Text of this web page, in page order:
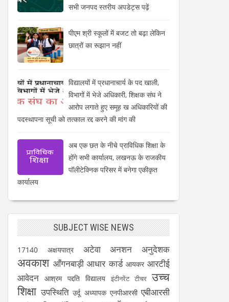
सभी जनपद स्तरीय अपडेट्स पढ़ें
पीएम श्री स्कूलों में बजट तो बढ़ा लेकिन
छात्रों का रूझान नहीं
विद्यालयों में प्रधानाचार्य के पद खाली,
विभागों में भेजे अधिकारी, शिक्षक संघ ने
आरोप लगाते हुए समूह ख अधिकारियों की
पदस्थापना सूची को तत्काल रद्द करने की मांग की
अब एक छत के नीचे प्राविधिक शिक्षा के
होंगे सभी कार्यालय, लखनऊ के राजकीय
पॉलीटेक्निक परिसर में बनेगा एकीकृत
कार्यालय
SUBJECT WISE NEWS
17140 अक्षयपात्र अटेवा अनशन अनुदेशक
अवकाश आँगनबाड़ी आधार कार्ड आयकर आरटीई
आवेदन आश्रम पद्दति विद्यालय इंटीनरेंट टीचर उच्च
शिक्षा उपस्थिति उर्दू अध्यापक एनपीआरसी एबीआरसी